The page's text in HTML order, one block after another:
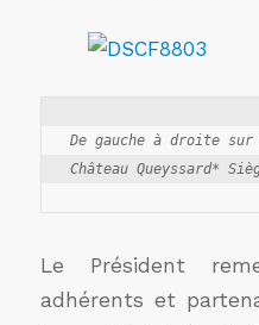
De gauche à droite
Le Président
adhérents et